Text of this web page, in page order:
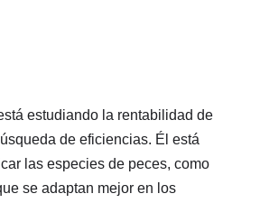
estudiando la rentabilidad de
de eficiencias. Él está
las especies de peces, como
se adaptan mejor en los